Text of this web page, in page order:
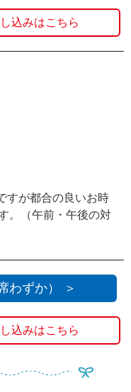
込みはこちら
すが都合の良いお時
。（午前・午後の対
わずか） ＞
込みはこちら